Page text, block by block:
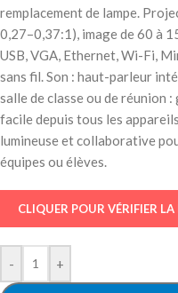
remplacement de lampe.
0,27–0,37:1), image de 60 à
USB, VGA, Ethernet, Wi-Fi,
sans fil. Son : haut-parleur
salle de classe ou de réunion
facile depuis tous les
lumineuse et collaborative
équipes ou élèves.
CLIQUER POUR VÉRIFIER
- +